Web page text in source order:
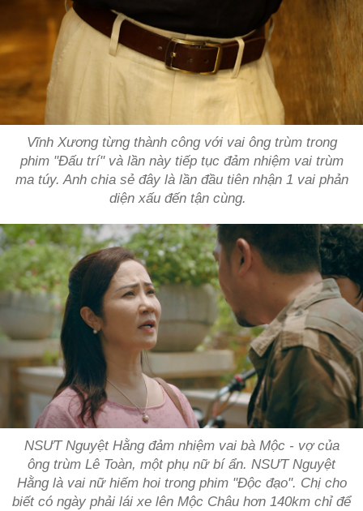
Vĩnh Xương từng thành công với vai ông trùm trong
phim "Đấu trí" và lần này tiếp tục đảm nhiệm vai trùm
ma túy. Anh chia sẻ đây là lần đầu tiên nhận 1 vai phản
diện xấu đến tận cùng.
NSƯT Nguyệt Hằng đảm nhiệm vai bà Mộc - vợ của
ông trùm Lê Toàn, một phụ nữ bí ẩn. NSƯT Nguyệt
Hằng là vai nữ hiếm hoi trong phim "Độc đạo". Chị cho
biết có ngày phải lái xe lên Mộc Châu hơn 140km chỉ để